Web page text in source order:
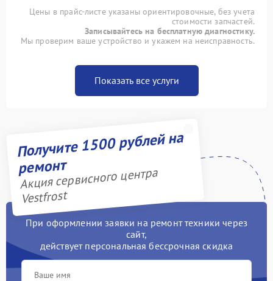
Цены в прайс-листе указаны ориентировочные, без учета
стоимости запчастей.
Записывайтесь на бесплатную диагностику.
Мы проверим ваше устройство и укажем на неисправность.
Показать все услуги
Получите 1500 рублей на
ремонт
Акция сервисного центра
Vestfrost
При оформлении заявки на ремонт техники через
сайт,
действует персональная бессрочная скидка